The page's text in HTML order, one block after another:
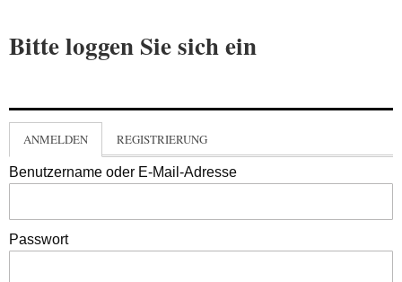
Bitte loggen Sie sich ein
ANMELDEN REGISTRIERUNG
Benutzername oder E-Mail-Adresse
Passwort